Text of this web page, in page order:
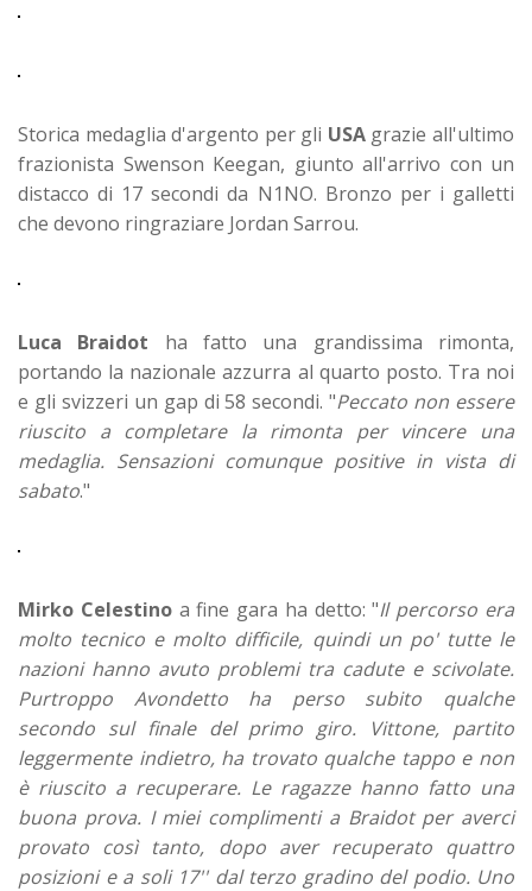
Storica medaglia d'argento per gli USAgrazie all'ultimo
frazionista Swenson Keegan, giunto all'arrivo con un
distacco di 17 secondi da N1NO. Bronzo per i galletti
che devono ringraziare Jordan Sarrou.
Luca Braidot ha fatto una grandissima rimonta,
portando la nazionale azzurra al quarto posto. Tra noi
e gli svizzeri un gap di 58 secondi. "Peccato non essere
riuscito a completare la rimonta per vincere una
medaglia. Sensazioni comunque positive in vista di
sabato."
Mirko Celestinoa fine gara ha detto: "Il percorso era
molto tecnico e molto difficile, quindi un po' tutte le
nazioni hanno avuto problemi tra cadute e scivolate.
Purtroppo Avondetto ha perso subito qualche
secondo sul finale del primo giro. Vittone, partito
leggermente indietro, ha trovato qualche tappo e non
è riuscito a recuperare. Le ragazze hanno fatto una
buona prova. I miei complimenti a Braidot per averci
provato così tanto, dopo aver recuperato quattro
posizioni e a soli 17'' dal terzo gradino del podio. Uno